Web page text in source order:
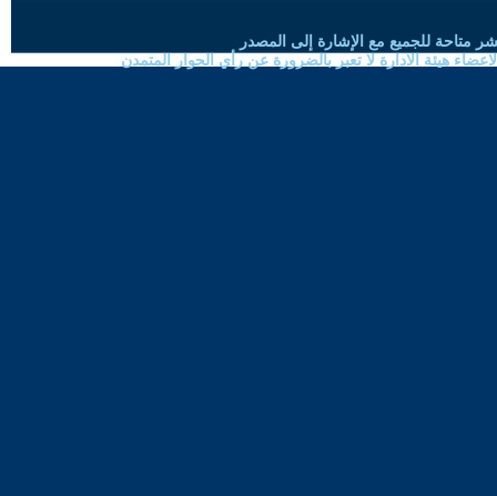
متاحة للجميع مع الإشارة إلى المصدر
هيئة الادارة لا تعبر بالضرورة عن رأي الحوار المتمدن